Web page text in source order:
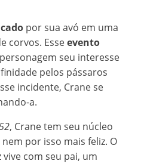
por sua avó em uma
corvos. Esseevento
seu interesse
pelos pássaros
incidente, Crane se
a.
, Crane tem seu núcleo
por isso mais feliz. O
vive com seu pai, um